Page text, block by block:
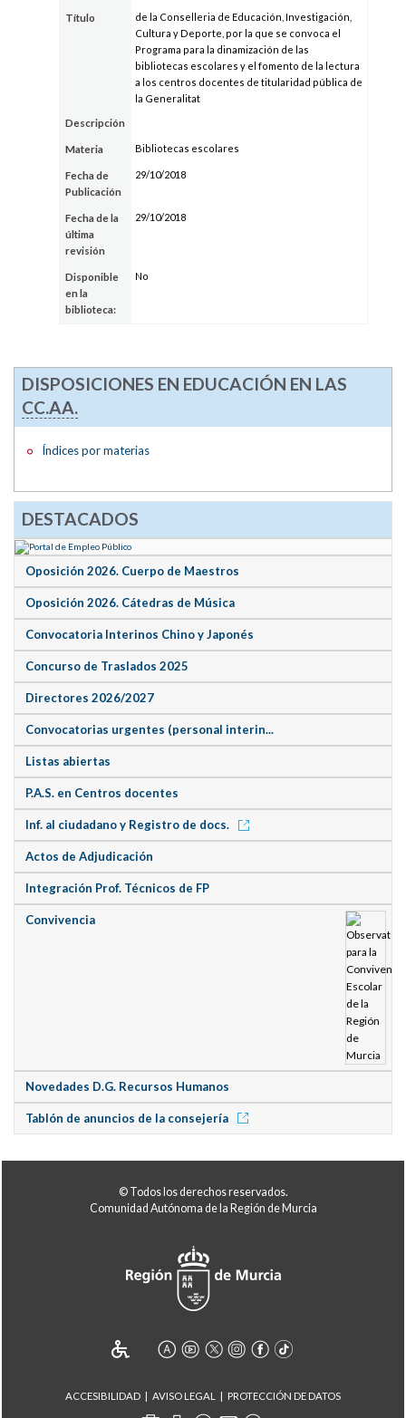
Título
de la Conselleria de Educación, Investigación,
Cultura y Deporte, por la que se convoca el
Programa para la dinamización de las
bibliotecas escolares y el fomento de la lectura
a los centros docentes de titularidad pública de
la Generalitat
Descripción
Materia Bibliotecas escolares
Fecha de
Publicación
29/10/2018
Fecha de la
última
revisión
29/10/2018
Disponible
en la
biblioteca:
No
DISPOSICIONES EN EDUCACIÓN EN LAS
CC.AA.
Índices por materias
DESTACADOS
Oposición 2026. Cuerpo de Maestros
Oposición 2026. Cátedras de Música
Convocatoria Interinos Chino y Japonés
Concurso de Traslados 2025
Directores 2026/2027
Convocatorias urgentes (personal interin...
Listas abiertas
P.A.S. en Centros docentes
Inf. al ciudadano y Registro de docs.
Actos de Adjudicación
Integración Prof. Técnicos de FP
Convivencia
Novedades D.G. Recursos Humanos
Tablón de anuncios de la consejería
© Todos los derechos reservados.
Comunidad Autónoma de la Región de Murcia
ACCESIBILIDAD AVISO LEGAL PROTECCIÓN DE DATOS